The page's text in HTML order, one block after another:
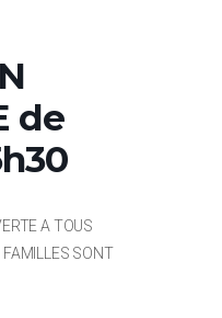
de
A TOUS
FAMILLES SONT